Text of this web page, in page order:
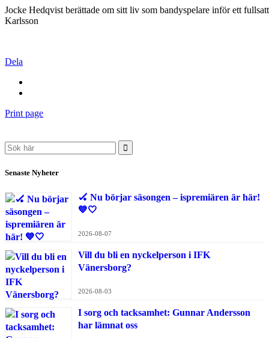
Jocke Hedqvist berättade om sitt liv som bandyspelare inför ett
Karlsson
Dela
Print page
Search
for:
Senaste Nyheter
🏑 Nu börjar säsongen – ispremiären är här!
💙🤍
2026-08-07
Vill du bli en nyckelperson i IFK
Vänersborg?
2026-08-03
I sorg och tacksamhet: Gunnar Andersson
har lämnat oss